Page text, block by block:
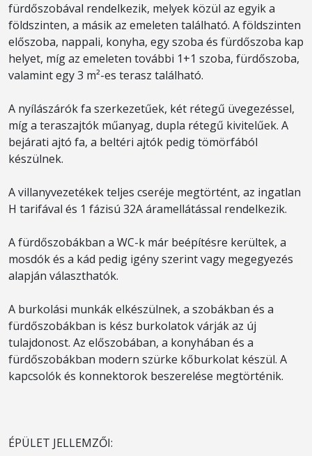
fürdőszobával rendelkezik, melyek közül az egyik a
földszinten, a másik az emeleten található. A földszinten
előszoba, nappali, konyha, egy szoba és fürdőszoba kap
helyet, míg az emeleten további 1+1 szoba, fürdőszoba,
valamint egy 3 m²-es terasz található.
A nyílászárók fa szerkezetűek, két rétegű üvegezéssel,
míg a teraszajtók műanyag, dupla rétegű kivitelűek. A
bejárati ajtó fa, a beltéri ajtók pedig tömörfából
készülnek.
A villanyvezetékek teljes cseréje megtörtént, az ingatlan
H tarifával és 1 fázisú 32A áramellátással rendelkezik.
A fürdőszobákban a WC-k már beépítésre kerültek, a
mosdók és a kád pedig igény szerint vagy megegyezés
alapján választhatók.
A burkolási munkák elkészülnek, a szobákban és a
fürdőszobákban is kész burkolatok várják az új
tulajdonost. Az előszobában, a konyhában és a
fürdőszobákban modern szürke kőburkolat készül. A
kapcsolók és konnektorok beszerelése megtörténik.
ÉPÜLET JELLEMZŐI: